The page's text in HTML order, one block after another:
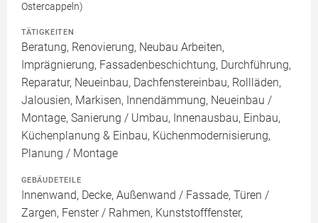
Ostercappeln)
TÄTIGKEITEN
Beratung, Renovierung, Neubau Arbeiten,
Imprägnierung, Fassadenbeschichtung, Durchführung,
Reparatur, Neueinbau, Dachfenstereinbau, Rollläden,
Jalousien, Markisen, Innendämmung, Neueinbau /
Montage, Sanierung / Umbau, Innenausbau, Einbau,
Küchenplanung & Einbau, Küchenmodernisierung,
Planung / Montage
GEBÄUDETEILE
Innenwand, Decke, Außenwand / Fassade, Türen /
Zargen, Fenster / Rahmen, Kunststofffenster,